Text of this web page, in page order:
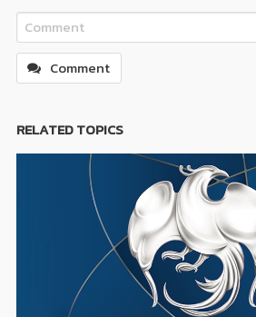
Comment
RELATED TOPICS